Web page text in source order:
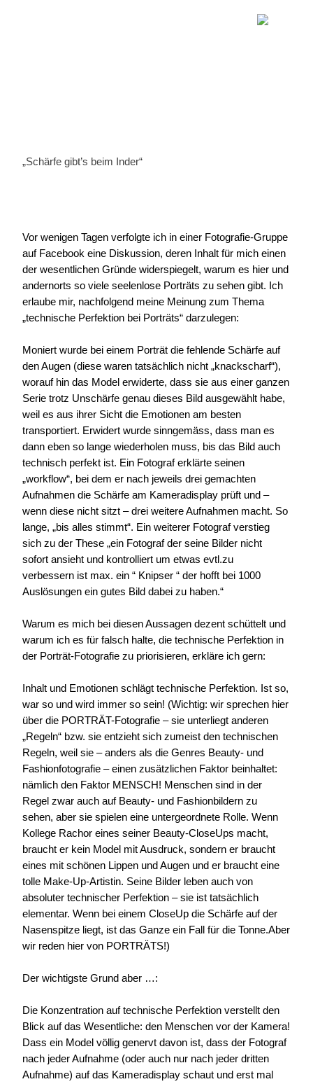
„Schärfe gibt’s beim Inder“
Vor wenigen Tagen verfolgte ich in einer Fotografie-Gruppe
auf Facebook eine Diskussion, deren Inhalt für mich einen
der wesentlichen Gründe widerspiegelt, warum es hier und
andernorts so viele seelenlose Porträts zu sehen gibt. Ich
erlaube mir, nachfolgend meine Meinung zum Thema
„technische Perfektion bei Porträts“ darzulegen:
Moniert wurde bei einem Porträt die fehlende Schärfe auf
den Augen (diese waren tatsächlich nicht „knackscharf“),
worauf hin das Model erwiderte, dass sie aus einer ganzen
Serie trotz Unschärfe genau dieses Bild ausgewählt habe,
weil es aus ihrer Sicht die Emotionen am besten
transportiert. Erwidert wurde sinngemäss, dass man es
dann eben so lange wiederholen muss, bis das Bild auch
technisch perfekt ist. Ein Fotograf erklärte seinen
„workflow“, bei dem er nach jeweils drei gemachten
Aufnahmen die Schärfe am Kameradisplay prüft und –
wenn diese nicht sitzt – drei weitere Aufnahmen macht. So
lange, „bis alles stimmt“. Ein weiterer Fotograf verstieg
sich zu der These „ein Fotograf der seine Bilder nicht
sofort ansieht und kontrolliert um etwas evtl.zu
verbessern ist max. ein “ Knipser “ der hofft bei 1000
Auslösungen ein gutes Bild dabei zu haben.“
Warum es mich bei diesen Aussagen dezent schüttelt und
warum ich es für falsch halte, die technische Perfektion in
der Porträt-Fotografie zu priorisieren, erkläre ich gern:
Inhalt und Emotionen schlägt technische Perfektion. Ist so,
war so und wird immer so sein! (Wichtig: wir sprechen hier
über die PORTRÄT-Fotografie – sie unterliegt anderen
„Regeln“ bzw. sie entzieht sich zumeist den technischen
Regeln, weil sie – anders als die Genres Beauty- und
Fashionfotografie – einen zusätzlichen Faktor beinhaltet:
nämlich den Faktor MENSCH! Menschen sind in der
Regel zwar auch auf Beauty- und Fashionbildern zu
sehen, aber sie spielen eine untergeordnete Rolle. Wenn
Kollege Rachor eines seiner Beauty-CloseUps macht,
braucht er kein Model mit Ausdruck, sondern er braucht
eines mit schönen Lippen und Augen und er braucht eine
tolle Make-Up-Artistin. Seine Bilder leben auch von
absoluter technischer Perfektion – sie ist tatsächlich
elementar. Wenn bei einem CloseUp die Schärfe auf der
Nasenspitze liegt, ist das Ganze ein Fall für die Tonne.Aber
wir reden hier von PORTRÄTS!)
Der wichtigste Grund aber …:
Die Konzentration auf technische Perfektion verstellt den
Blick auf das Wesentliche: den Menschen vor der Kamera!
Dass ein Model völlig genervt davon ist, dass der Fotograf
nach jeder Aufnahme (oder auch nur nach jeder dritten
Aufnahme) auf das Kameradisplay schaut und erst mal